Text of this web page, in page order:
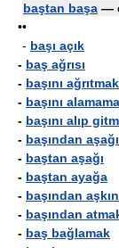
baştan başa —
••
- başı açık
- baş ağrısı
- başını ağrıtmak
- başını
- başını alıp
- başından
- baştan aşağı
- baştan ayağa
- başından aşkın
- başından
- baş bağlamak